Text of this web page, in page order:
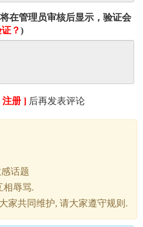
在管理员审核后显示，验证会
？)
注册 ] 后再发表评论
话题
相辱骂.
家共同维护, 请大家遵守规则.